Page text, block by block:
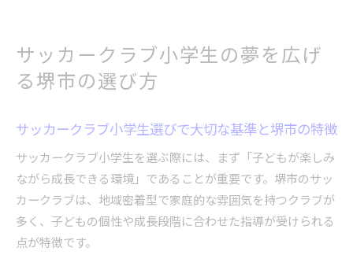
堺市でサッカークラブ小学生を選ぶ際の注意点
子どもが輝くサッカークラブ選びにおける堺市の魅
サッカークラブ小学生が堺市で輝く秘密を徹底
堺市サッカークラブ小学生の多彩な育成環境と
は
サッカークラブ小学生が長く続けやすい堺市の
魅力
サッカークラブ小学生の夢を広げ
る堺市の選び方
サッカークラブ小学生選びで大切な基準と堺市の特徴
サッカークラブ小学生を選ぶ際には、まず「子どもが楽しみ
ながら成長できる環境」であることが重要です。堺市のサッ
カークラブは、地域密着型で家庭的な雰囲気を持つクラブが
多く、子どもの個性や成長段階に合わせた指導が受けられる
点が特徴です。